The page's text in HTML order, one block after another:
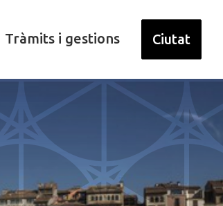
Tràmits i gestions Ciutat